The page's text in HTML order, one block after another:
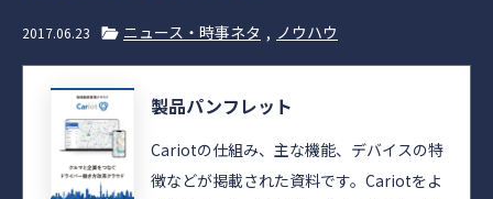
2017.06.23 ニュース・時事ネタ ノウハウ
製品パンフレット
Cariotの仕組み、主な機能、デバイスの特
徴などが掲載された資料です。Cariotをよ